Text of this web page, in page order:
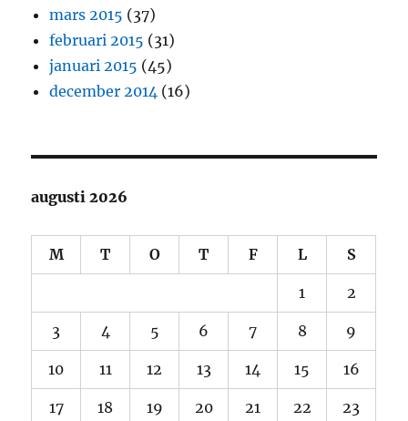
mars 2015 (37)
februari 2015 (31)
januari 2015 (45)
december 2014 (16)
augusti 2026
M T O T F L S
1 2
3 4 5 6 7 8 9
10 11 12 13 14 15 16
17 18 19 20 21 22 23